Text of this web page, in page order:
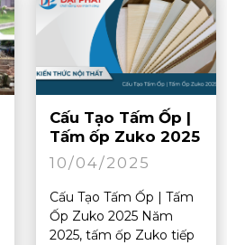
Cấu Tạo Tấm Ốp |
Tấm ốp Zuko 2025
10/04/2025
Cấu Tạo Tấm Ốp | Tấm
Ốp Zuko 2025 Năm
2025, tấm ốp Zuko tiếp